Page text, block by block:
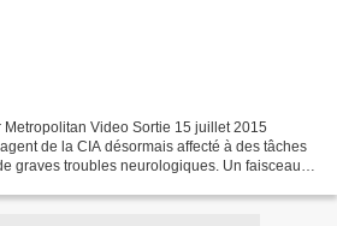
Video Sortie 15 juillet 2015
de la CIA désormais affecté à des tâches
graves troubles neurologiques. Un faisceau